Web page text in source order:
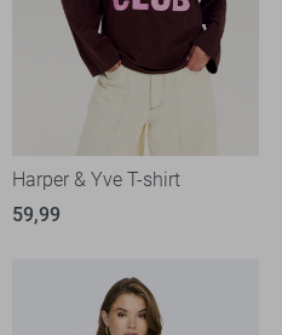
Harper & Yve T-shirt
59,99